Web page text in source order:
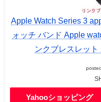
Apple Watch Series 3
ォッチ バンド Apple
ンクブレスレッ
Yahooショッピング